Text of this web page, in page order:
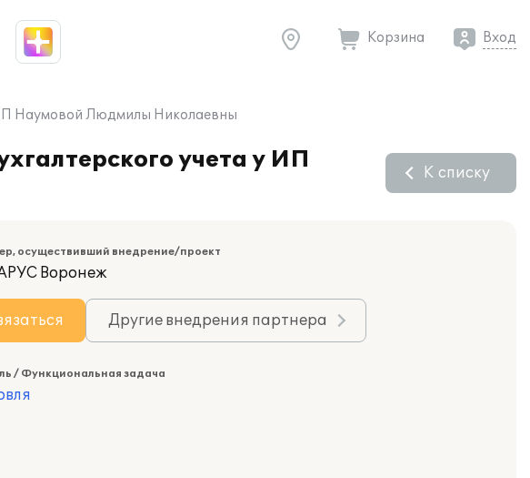
Корзина Вход
Наумовой Людмилы Николаевны
учета у ИП
К списку
осуществивший внедрение/проект
Воронеж
Другие внедрения партнера
/ Функциональная задача